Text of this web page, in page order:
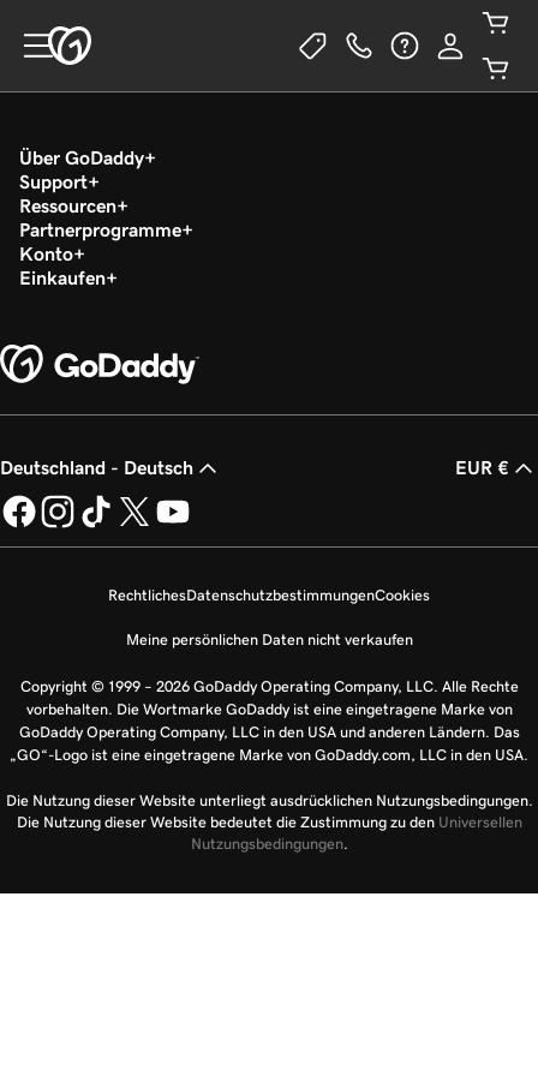
Über GoDaddy
Support
Ressourcen
Partnerprogramme
Konto
Einkaufen
Deutschland - Deutsch EUR €
RechtlichesDatenschutzbestimmungenCookies
Meine persönlichen Daten nicht verkaufen
Copyright © 1999 – 2026 GoDaddy Operating Company, LLC. Alle Rechte
vorbehalten. Die Wortmarke GoDaddy ist eine eingetragene Marke von
GoDaddy Operating Company, LLC in den USA und anderen Ländern. Das
„GO“-Logo ist eine eingetragene Marke von GoDaddy.com, LLC in den USA.
Die Nutzung dieser Website unterliegt ausdrücklichen Nutzungsbedingungen.
Die Nutzung dieser Website bedeutet die Zustimmung zu den Universellen
Nutzungsbedingungen.